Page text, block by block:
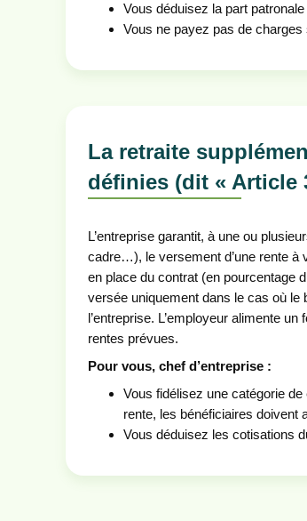
Vous déduisez la part
Vous ne payez pas de
La retraite
définies (dit « Article
L’entreprise garantit, à une ou
cadre…), le versement d’une rente à
en place du contrat (en pourcentage
versée uniquement dans le cas où le
l’entreprise. L’employeur alimente
rentes prévues.
Pour vous, chef d’entreprise :
Vous fidélisez une catégorie
rente, les bénéficiaires doivent
Vous déduisez les cotisations